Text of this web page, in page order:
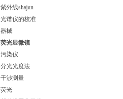
紫外线shajun
光谱仪的校准
器械
荧光显微镜
污染仪
分光光度法
干涉测量
荧光